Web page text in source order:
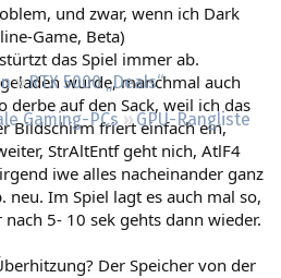
RTX 5000 „Deals“
Gaming-PCs
GPU-Rangliste
und zwar, wenn ich Dark
Game, Beta)
das Spiel immer ab.
wurde, manchmal auch
derbe auf den Sack, weil ich das
Bildschirm friert einfach ein,
StrAltEntf geht nich, AtlF4
iwe alles nacheinander ganz
Im Spiel lagt es auch mal so,
5- 10 sek gehts dann wieder.
Der Speicher von der